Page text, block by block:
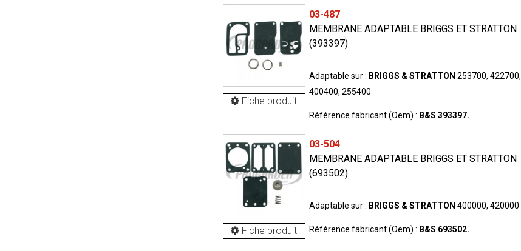
Fiche produit
03-487
MEMBRANE ADAPTABLE BRIGGS ET STRATTON
(393397)
Adaptable sur : BRIGGS & STRATTON 253700, 422700,
400400, 255400
Référence fabricant (Oem) : B&S 393397.
Fiche produit
03-504
MEMBRANE ADAPTABLE BRIGGS ET STRATTON
(693502)
Adaptable sur : BRIGGS & STRATTON 400000, 420000
Référence fabricant (Oem) : B&S 693502.